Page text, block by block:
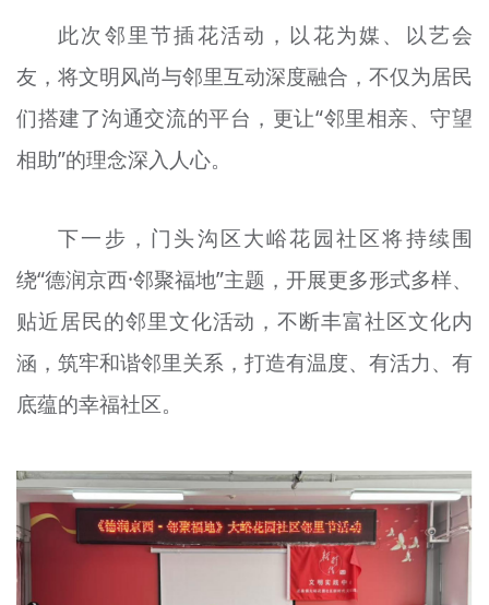
此次邻里节插花活动，以花为媒、以艺会
友，将文明风尚与邻里互动深度融合，不仅为居民
们搭建了沟通交流的平台，更让“邻里相亲、守望
相助”的理念深入人心。
下一步，门头沟区大峪花园社区将持续围
绕“德润京西·邻聚福地”主题，开展更多形式多样、
贴近居民的邻里文化活动，不断丰富社区文化内
涵，筑牢和谐邻里关系，打造有温度、有活力、有
底蕴的幸福社区。